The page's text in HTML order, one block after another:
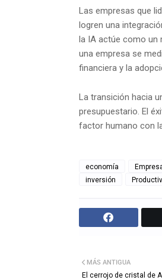
Las empresas que
logren una
la IA actúe como un
una empresa se
financiera y la
La transición hacia
presupuestario. El
factor humano con
economía
inversión
MÁS ANTIGUA
El cerrojo de cristal de